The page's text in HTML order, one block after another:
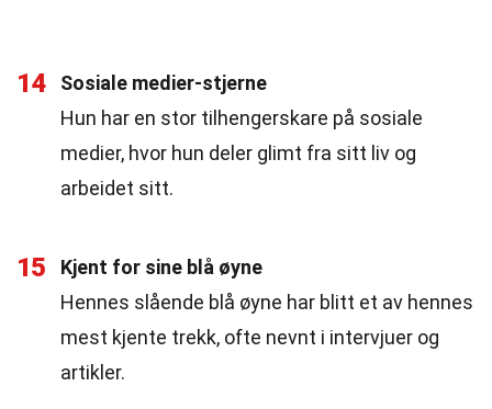
14
Sosiale medier-stjerne
Hun har en stor tilhengerskare på sosiale
medier, hvor hun deler glimt fra sitt liv og
arbeidet sitt.
15
Kjent for sine blå øyne
Hennes slående blå øyne har blitt et av hennes
mest kjente trekk, ofte nevnt i intervjuer og
artikler.